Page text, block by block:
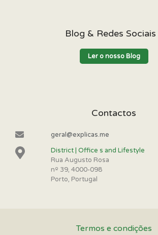
Blog & Redes Sociais
Ler o nosso Blog
Contactos
geral@explicas.me
District | Office s and Lifestyle
Rua Augusto Rosa
nº 39, 4000-098
Porto, Portugal
Termos e condições